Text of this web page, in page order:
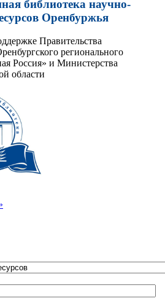
библиотека научно-
Оренбуржья
Правительства
регионального
Россия» и Министерства
области